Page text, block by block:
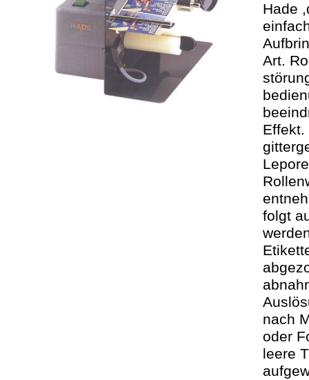
Hade
Art.
folgt
nach
oder
leere